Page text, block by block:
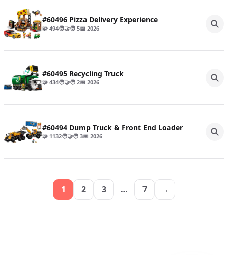
#60496 Pizza Delivery Experience
🧩 494🧑‍🤝‍🧑 5📅 2026
#60495 Recycling Truck
🧩 434🧑‍🤝‍🧑 2📅 2026
#60494 Dump Truck & Front End Loader
🧩 1132🧑‍🤝‍🧑 3📅 2026
1 2 3 … 7 →